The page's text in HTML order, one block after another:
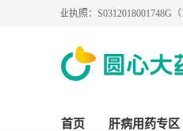
S0312018001748G（1-1）
首页 肝病用药专区